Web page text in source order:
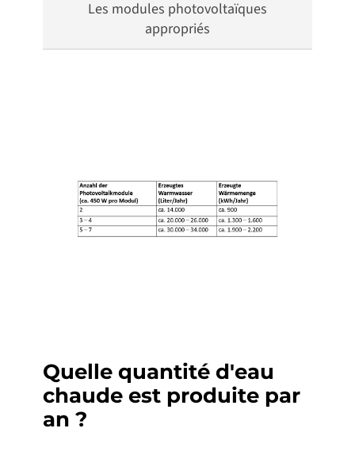
Les modules photovoltaïques
appropriés
Quelle quantité d'eau
chaude est produite par
an ?